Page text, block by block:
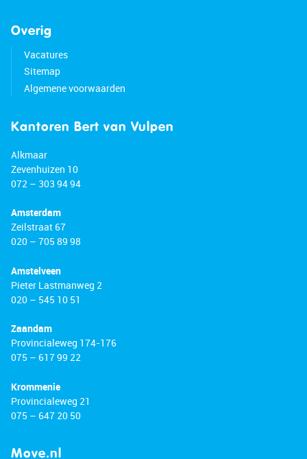
Overig
Vacatures
Sitemap
Algemene voorwaarden
Kantoren Bert van Vulpen
Alkmaar
Zevenhuizen 10
072 – 303 94 94
Amsterdam
Zeilstraat 67
020 – 705 89 98
Amstelveen
Pieter Lastmanweg 2
020 – 545 10 51
Zaandam
Provincialeweg 174-176
075 – 617 99 22
Krommenie
Provincialeweg 21
075 – 647 20 50
Move.nl